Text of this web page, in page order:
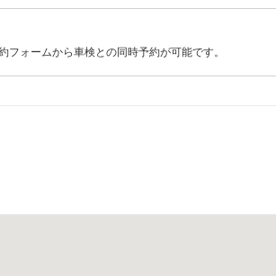
ォームから車検との同時予約が可能です。